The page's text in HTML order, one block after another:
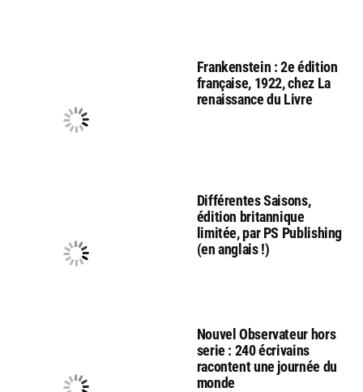
Frankenstein : 2e édition
française, 1922, chez La
renaissance du Livre
Différentes Saisons,
édition britannique
limitée, par PS Publishing
(en anglais !)
Nouvel Observateur hors
serie : 240 écrivains
racontent une journée du
monde